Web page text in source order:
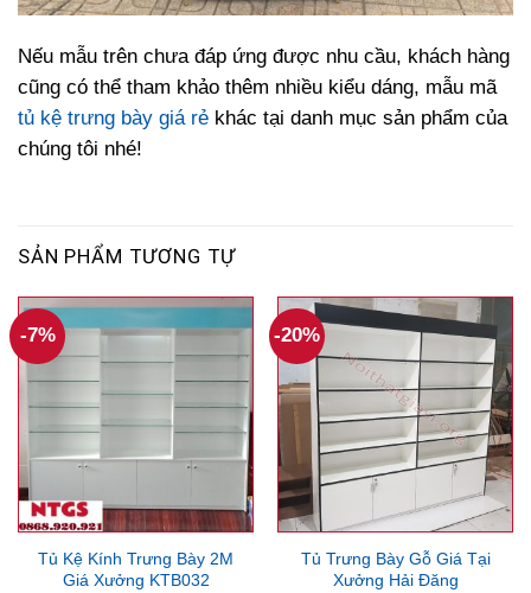
Nếu mẫu trên chưa đáp ứng được nhu cầu, khách hàng
cũng có thể tham khảo thêm nhiều kiểu dáng, mẫu mã
tủ kệ trưng bày giá rẻ khác tại danh mục sản phẩm của
chúng tôi nhé!
SẢN PHẨM TƯƠNG TỰ
-7%
Tủ Kệ Kính Trưng Bày 2M
Giá Xưởng KTB032
-20%
Tủ Trưng Bày Gỗ Giá Tại
Xưởng Hải Đăng